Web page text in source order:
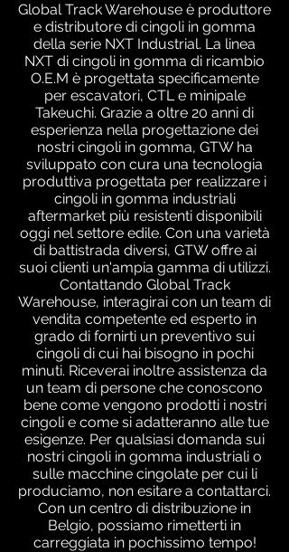
Global Track Warehouse è produttore
e distributore di cingoli in gomma
della serie NXT Industrial. La linea
NXT di cingoli in gomma di ricambio
O.E.M è progettata specificamente
per escavatori, CTL e minipale
Takeuchi. Grazie a oltre 20 anni di
esperienza nella progettazione dei
nostri cingoli in gomma, GTW ha
sviluppato con cura una tecnologia
produttiva progettata per realizzare i
cingoli in gomma industriali
aftermarket più resistenti disponibili
oggi nel settore edile. Con una varietà
di battistrada diversi, GTW offre ai
suoi clienti un'ampia gamma di utilizzi.
Contattando Global Track
Warehouse, interagirai con un team di
vendita competente ed esperto in
grado di fornirti un preventivo sui
cingoli di cui hai bisogno in pochi
minuti. Riceverai inoltre assistenza da
un team di persone che conoscono
bene come vengono prodotti i nostri
cingoli e come si adatteranno alle tue
esigenze. Per qualsiasi domanda sui
nostri cingoli in gomma industriali o
sulle macchine cingolate per cui li
produciamo, non esitare a contattarci.
Con un centro di distribuzione in
Belgio, possiamo rimetterti in
carreggiata in pochissimo tempo!